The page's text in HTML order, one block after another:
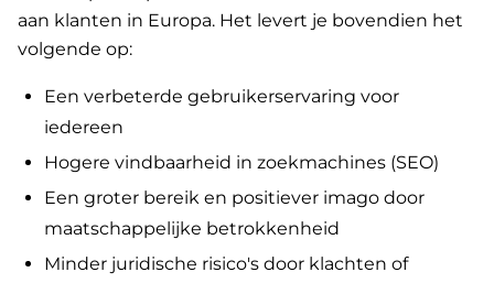
aan klanten in Europa. Het levert je bovendien het
volgende op:
Een verbeterde gebruikerservaring voor
iedereen
Hogere vindbaarheid in zoekmachines (SEO)
Een groter bereik en positiever imago door
maatschappelijke betrokkenheid
Minder juridische risico's door klachten of